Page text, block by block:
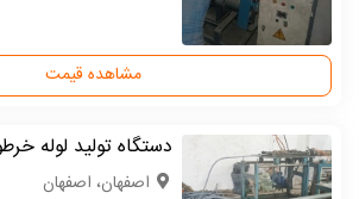
مشاهده قیمت
دستگاه تولید لوله
اصفهان، اصفهان